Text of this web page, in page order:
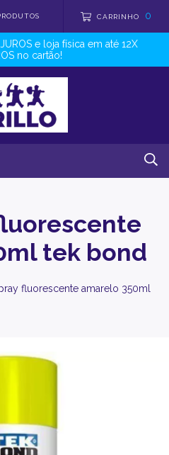
CARRINHO 0
e loja física em até 12X
no cartão!
tek bond
fluorescente amarelo 350ml